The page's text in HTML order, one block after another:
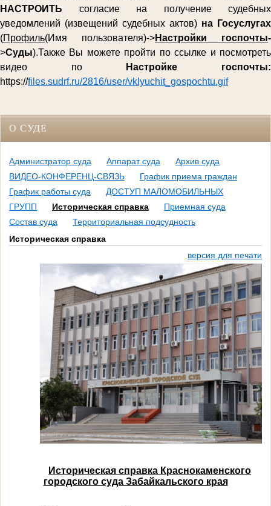
НАСТРОИТЬ согласие на получение судебных
уведомлений (извещений судебных актов) на Госуслугах
(Профиль(Имя пользователя)->Настройки госпочты-
>Суды).Также Вы можете пройти по ссылке и посмотреть
видео по
Настройке госпочты:
https://files.sudrf.ru/2816/user/vklyuchit_gospochtu.gif
О СУДЕ
Администратор суда Аппарат суда
Архив суда
ВИДЕО-КОНФЕРЕНЦ-СВЯЗЬ
График приема граждан
График работы суда
ДОСТУП МАЛОМОБИЛЬНЫХ
ГРУПП
Историческая справка
Приемная суда
Состав суда
Территориальная подсудность
Историческая справка
версия для печати
Историческая справка Краснокаменского
городского суда Забайкальского края